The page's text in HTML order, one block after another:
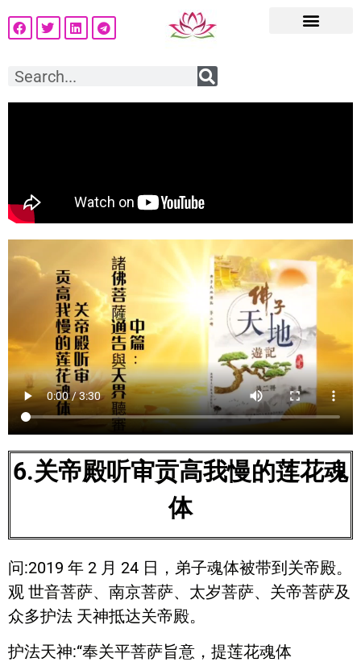
6.关帝殿听审贡高我慢的莲花魂
体
问:2019 年 2 月 24 日，弟子魂体被带到关帝殿。
观 世音菩萨、南京菩萨、太岁菩萨、关帝菩萨及
众多护法 天神抵达关帝殿。
护法天神:“奉关平菩萨旨意，提莲花魂体